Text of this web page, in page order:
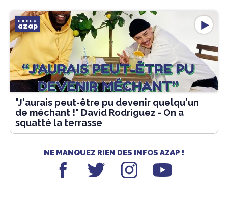
EXCLU
azap
"J'aurais peut-être pu devenir quelqu'un
de méchant !" David Rodriguez - On a
squatté la terrasse
NE MANQUEZ RIEN DES INFOS AZAP !